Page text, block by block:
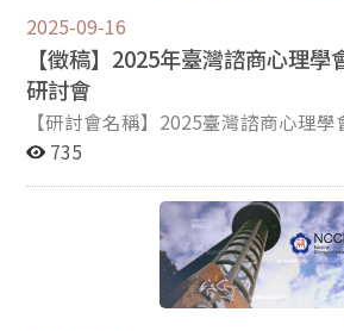
各榮總研究人員共同提出計畫申請，
士勛率隊前往北榮首度舉辦「政大×
會」，雙方教師與醫師就睡眠醫學、
醫療政策等主題進行交流與討論，獲
合作研究的共識。 徐士勛表示，政大在人社、AI、心理、
患行為與醫療傳播上的需求高度互補
走向行動，媒合會對政大教師與臨床
「新研究」問題，具有重要意義；也
跨領域研究合作機制。 這次通過的計畫中，人工智慧跨域
研究中心吳致勳助理教授所主持的計
2025-09-16
【徵稿】2025年臺灣諮商心理
研討會
【研討會名稱】2025臺灣諮商心理
會 【研討會主題】我們共同的未來：永續、共榮、優化
點】中山醫學大學（台中市南區建國
【研討會講師】美國、日本、馬來西
內外知名學者講師，詳見議程 【研討會內容】本次年會暨
研討會邀請到多位國內外知名學者講
會當天帶來豐富的學術研討分享，共
735